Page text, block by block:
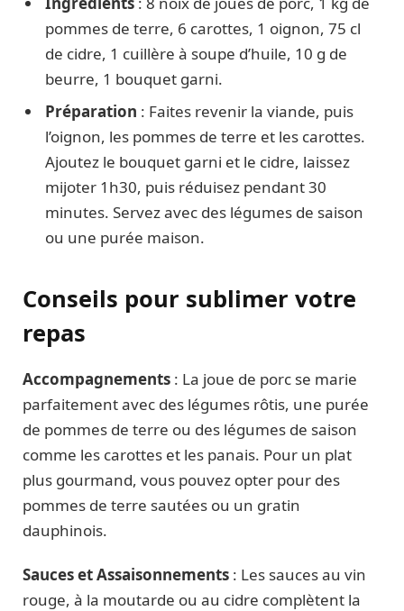
pommes de terre, 6 carottes, 1 oignon, 75 cl
de cidre, 1 cuillère à soupe d’huile, 10 g de
beurre, 1 bouquet garni.
Préparation : Faites revenir la viande, puis
l’oignon, les pommes de terre et les carottes.
Ajoutez le bouquet garni et le cidre, laissez
mijoter 1h30, puis réduisez pendant 30
minutes. Servez avec des légumes de saison
ou une purée maison.
Conseils pour sublimer votre
repas
Accompagnements : La joue de porc se marie
parfaitement avec des légumes rôtis, une purée
de pommes de terre ou des légumes de saison
comme les carottes et les panais. Pour un plat
plus gourmand, vous pouvez opter pour des
pommes de terre sautées ou un gratin
dauphinois.
Sauces et Assaisonnements : Les sauces au vin
rouge, à la moutarde ou au cidre complètent la